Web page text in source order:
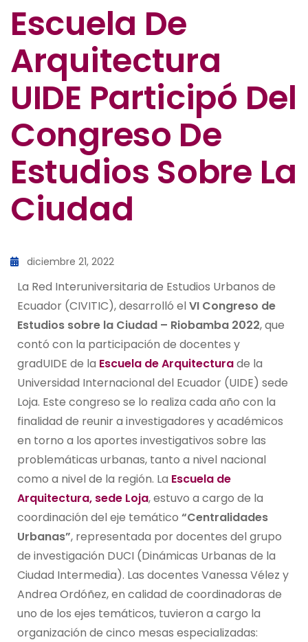
Escuela De
Arquitectura
UIDE Participó Del
Congreso De
Estudios Sobre La
Ciudad
diciembre 21, 2022
La Red Interuniversitaria de Estudios Urbanos de
Ecuador (CIVITIC), desarrolló elVI Congreso de
Estudios sobre la Ciudad – Riobamba 2022, que
contó con la participación de docentes y
gradUIDE de la Escuela de Arquitecturade la
Universidad Internacional del Ecuador (UIDE) sede
Loja. Este congreso se lo realiza cada año con la
finalidad de reunir a investigadores y académicos
en torno a los aportes investigativos sobre las
problemáticas urbanas, tanto a nivel nacional
como a nivel de la región. La Escuela de
Arquitectura, sede Loja, estuvo a cargo de la
coordinación del eje temático “Centralidades
Urbanas”, representada por docentes del grupo
de investigación DUCI (Dinámicas Urbanas de la
Ciudad Intermedia). Las docentes Vanessa Vélez y
Andrea Ordóñez, en calidad de coordinadoras de
uno de los ejes temáticos, tuvieron a cargo la
organización de cinco mesas especializadas: